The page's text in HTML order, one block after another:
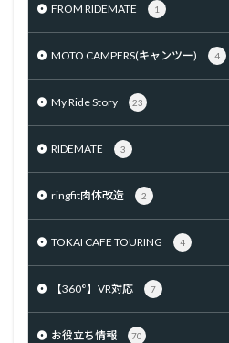
FROM RIDEMATE 1
MOTO CAMPERS(キャンツー) 4
My Ride Story 23
RIDEMATE 3
ringfit肉体改造 2
TOKAI CAFE TOURING 4
【360°】VR対応 7
お役立ち情報 70